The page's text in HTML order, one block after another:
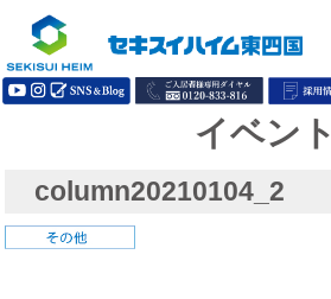
イベント
column20210104_2